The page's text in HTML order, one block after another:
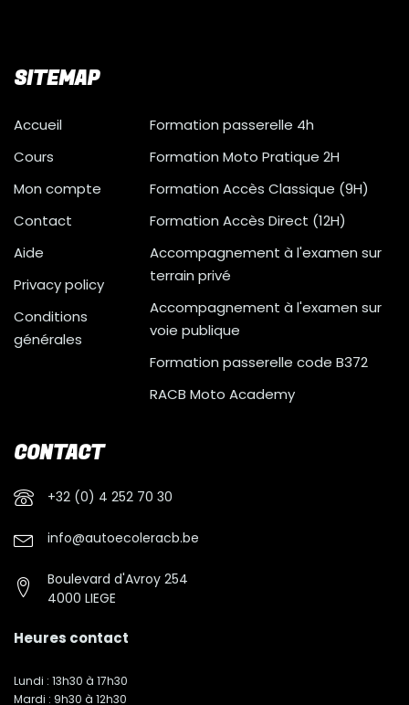
SITEMAP
Accueil
Cours
Mon compte
Contact
Aide
Privacy policy
Conditions
générales
Formation passerelle 4h
Formation Moto Pratique 2H
Formation Accès Classique (9H)
Formation Accès Direct (12H)
Accompagnement à l'examen sur
terrain privé
Accompagnement à l'examen sur
voie publique
Formation passerelle code B372
RACB Moto Academy
CONTACT
+32 (0) 4 252 70 30
info@autoecoleracb.be
Boulevard d'Avroy 254
4000 LIEGE
Heures contact
Lundi : 13h30 à 17h30
Mardi : 9h30 à 12h30